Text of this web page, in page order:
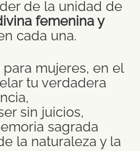
de la unidad de
femenina y
cada una.
mujeres, en el
tu verdadera
sin juicios,
sagrada
la naturaleza y la